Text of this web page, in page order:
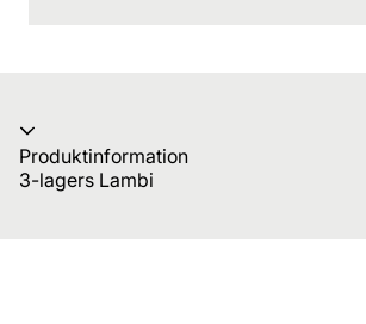
Produktinformation
3-lagers Lambi